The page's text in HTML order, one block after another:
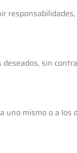
sin
mismo o a los